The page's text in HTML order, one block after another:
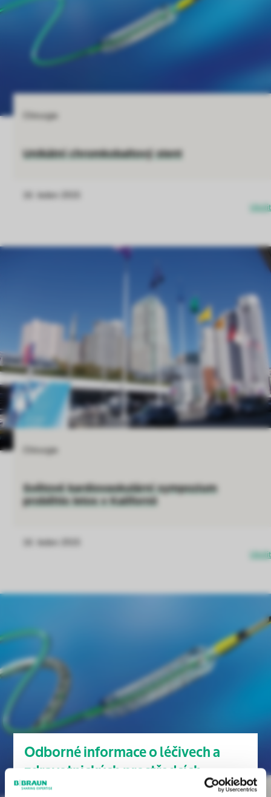
Chirurgie
Unikátní chromkobaltový stent
16. leden 2015
Uložit
Chirurgie
Světové kardiovaskulární sympozium
proběhlo letos v Kalifornii
16. leden 2015
Uložit
Odborné informace o léčivech a
zdravotnických prostředcích